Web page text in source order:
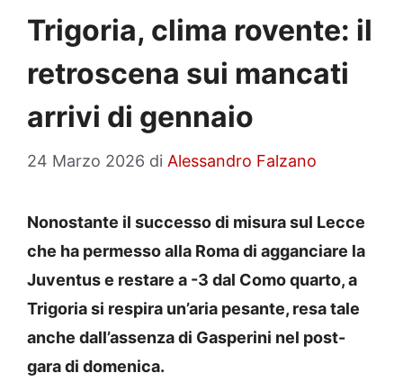
Trigoria, clima rovente: il
retroscena sui mancati
arrivi di gennaio
24 Marzo 2026 di Alessandro Falzano
Nonostante il successo di misura sul Lecce
che ha permesso alla Roma di agganciare la
Juventus e restare a -3 dal Como quarto, a
Trigoria si respira un’aria pesante, resa tale
anche dall’assenza di Gasperini nel post-
gara di domenica.